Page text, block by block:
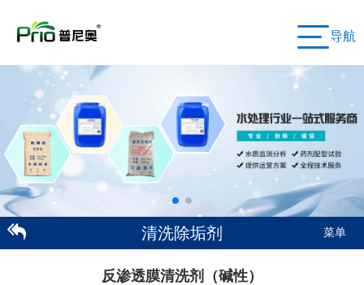
导航
清洗除垢剂 菜单
反渗透膜清洗剂（碱性）